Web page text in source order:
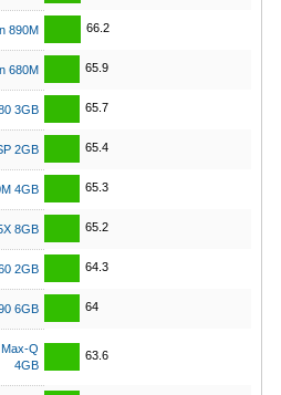
890M 66.2
680M 65.9
3GB 65.7
2GB 65.4
4GB 65.3
8GB 65.2
2GB 64.3
6GB 64
Q
4GB
63.6